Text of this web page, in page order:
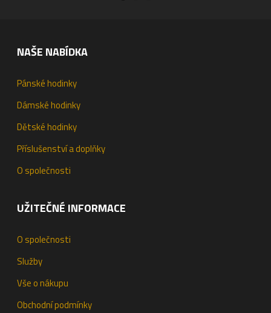
NAŠE NABÍDKA
Pánské hodinky
Dámské hodinky
Dětské hodinky
Příslušenství a doplňky
O společnosti
UŽITEČNÉ INFORMACE
O společnosti
Služby
Vše o nákupu
Obchodní podmínky